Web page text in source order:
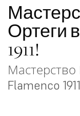
Ортеги
1911!
Мастерство
Flamenco